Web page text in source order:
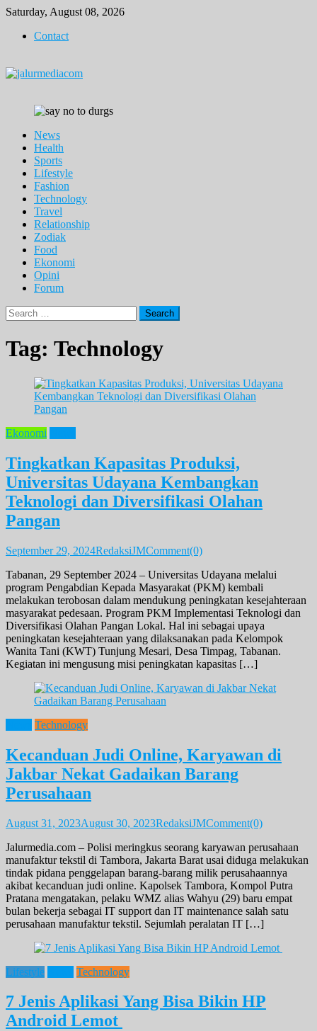
Skip
content
Saturday, August 08, 2026
Contact
News
Health
Sports
Lifestyle
Fashion
Technology
Travel
Relationship
Zodiak
Food
Ekonomi
Opini
Forum
Search
for:
Tag: Technology
Ekonomi
Tingkatkan Kapasitas Produksi,
Universitas Udayana Kembangkan
Teknologi dan Diversifikasi Olahan
Pangan
September 29, 2024RedaksiJMComment(0)
Tabanan, 29 September 2024 – Universitas Udayana melalui
program Pengabdian Kepada Masyarakat (PKM) kembali
melakukan terobosan dalam mendukung peningkatan kesejahteraan
masyarakat pedesaan. Program PKM Implementasi Teknologi dan
Diversifikasi Olahan Pangan Lokal. Hal ini sebagai upaya
peningkatan kesejahteraan yang dilaksanakan pada Kelompok
Wanita Tani (KWT) Tunjung Mesari, Desa Timpag, Tabanan.
Kegiatan ini mengusung misi peningkatan kapasitas […]
Technology
Kecanduan Judi Online, Karyawan di
Jakbar Nekat Gadaikan Barang
Perusahaan
August 31, 2023August 30, 2023RedaksiJMComment(0)
Jalurmedia.com – Polisi meringkus seorang karyawan perusahaan
manufaktur tekstil di Tambora, Jakarta Barat usai diduga melakukan
tindak pidana penggelapan barang-barang milik perusahaannya
akibat kecanduan judi online. Kapolsek Tambora, Kompol Putra
Pratana mengatakan, pelaku WMZ alias Wahyu (29) baru empat
bulan bekerja sebagai IT support dan IT maintenance salah satu
perusahaan manufaktur tekstil. Sejumlah peralatan IT […]
Lifestyle Technology
7 Jenis Aplikasi Yang Bisa Bikin HP
Android Lemot